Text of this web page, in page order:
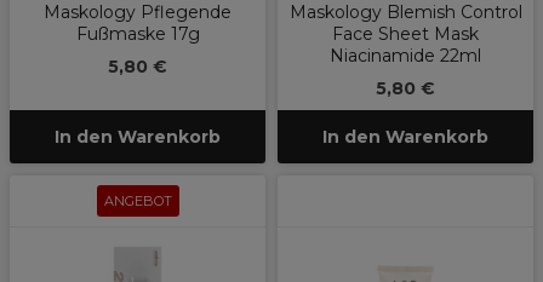
Maskology Pflegende
Fußmaske 17g
5,80 €
In den Warenkorb
Maskology Blemish Control
Face Sheet Mask
Niacinamide 22ml
5,80 €
In den Warenkorb
ANGEBOT